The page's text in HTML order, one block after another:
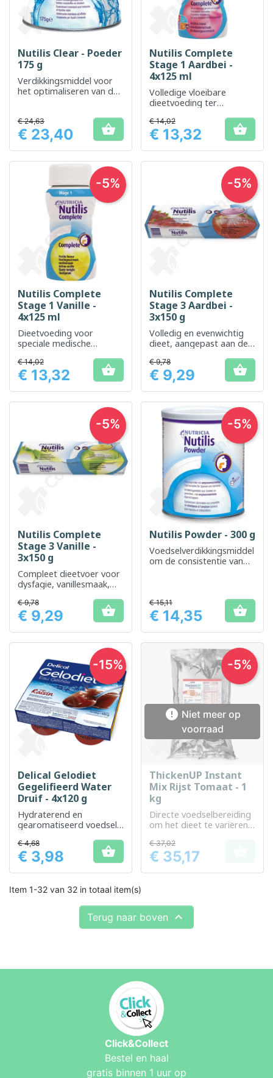
Nutilis Clear - Poeder
175 g
Verdikkingsmiddel voor
het optimaliseren van de
Prijs
€ 24,63
€ 23,40 
Nutilis Complete
Stage 1 Aardbei -
4x125 ml
Volledige vloeibare
dieetvoeding ter
voeding van patiënten
Prijs
€ 14,02
€ 13,32 
Nutilis Complete
Stage 1 Vanille -
4x125 ml
Dieetvoeding voor
speciale medische
voedingsbehoeften van
slikstoornissen
Prijs
€ 14,02
€ 13,32 
-5%
Nutilis Complete
Stage 3 Aardbei -
3x150 g
Volledig en evenwichtig
dieet, aangepast aan de
mensen met dysfagie
Prijs
€ 9,78
€ 9,29 
-5%
Nutilis Complete
Stage 3 Vanille -
3x150 g
Compleet dieetvoer voor
dysfagie, vanillesmaak,
Prijs
€ 9,78
€ 9,29 
-5%
Nutilis Powder - 300 g
Voedselverdikkingsmiddel
om de consistentie van
Prijs
€ 15,11
€ 14,35 
-5%
Delical Gelodiet
Gegelifieerd Water
Druif - 4x120 g
Hydraterend en
gearomatiseerd voedsel
consumptie
Prijs
€ 4,68
€ 3,98 
-15%
 Niet meer op
voorraad
ThickenUP Instant
Mix Rijst Tomaat - 1
kg
Directe voedselbereiding
om het dieet te variëren
Prijs
€ 37,02
€ 35,17
-5%
Item 1-32 van 32 in totaal item(s)
Terug naar boven 
Click&Collect
Bestel en haal
gratis binnen 1 uur op